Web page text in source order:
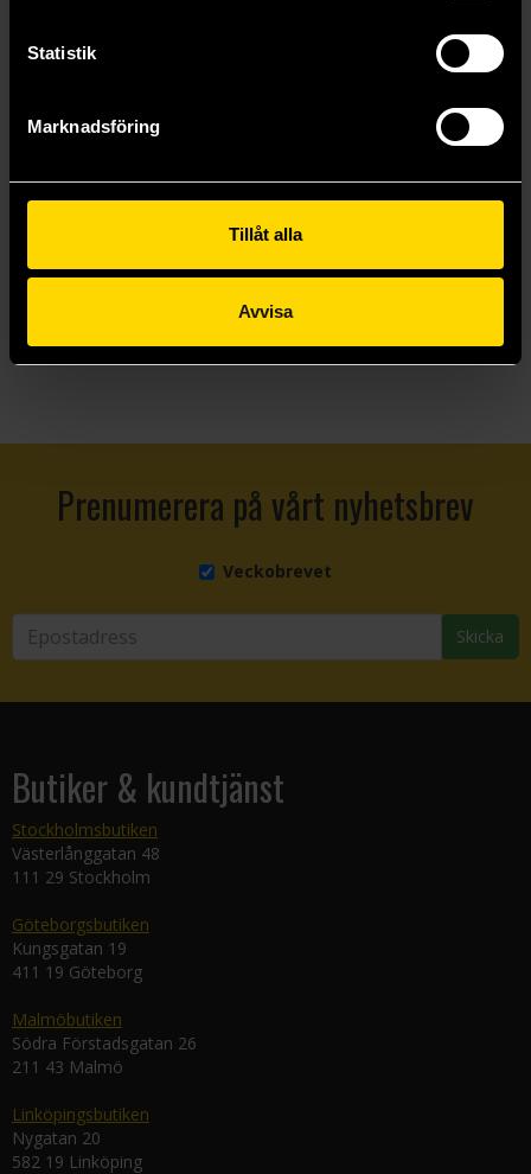
Statistik
Marknadsföring
Tillåt alla
Avvisa
Stay By My Side After the Rain Vol. 3
Shoko Rakuta
Längre leveranstid
Prenumerera på vårt nyhetsbrev
Veckobrevet
Skicka
Butiker & kundtjänst
Stockholmsbutiken
Västerlånggatan 48
111 29 Stockholm
Göteborgsbutiken
Kungsgatan 19
411 19 Göteborg
Malmöbutiken
Södra Förstadsgatan 26
211 43 Malmö
Linköpingsbutiken
Nygatan 20
582 19 Linköping